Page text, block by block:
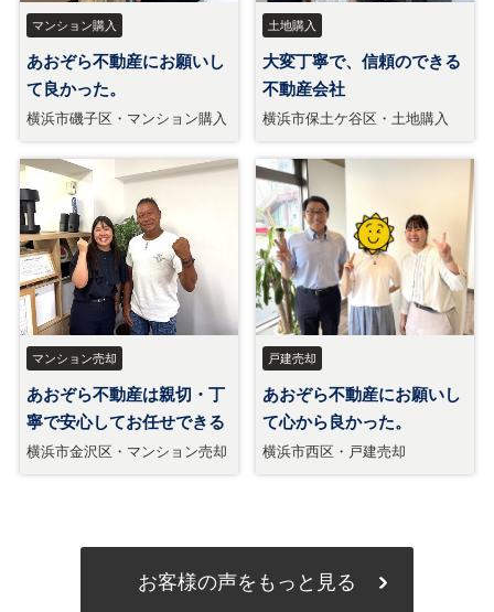
お客様の声をもっと見る